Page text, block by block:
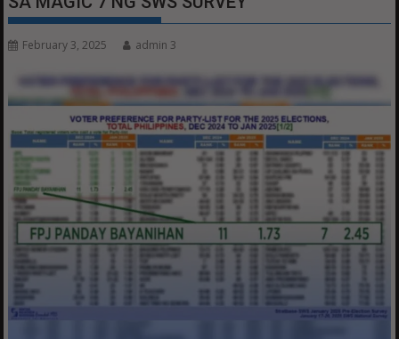
February 3, 2025 admin 3